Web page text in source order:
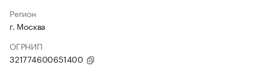
Регион
г. Москва
ОГРНИП
321774600651400